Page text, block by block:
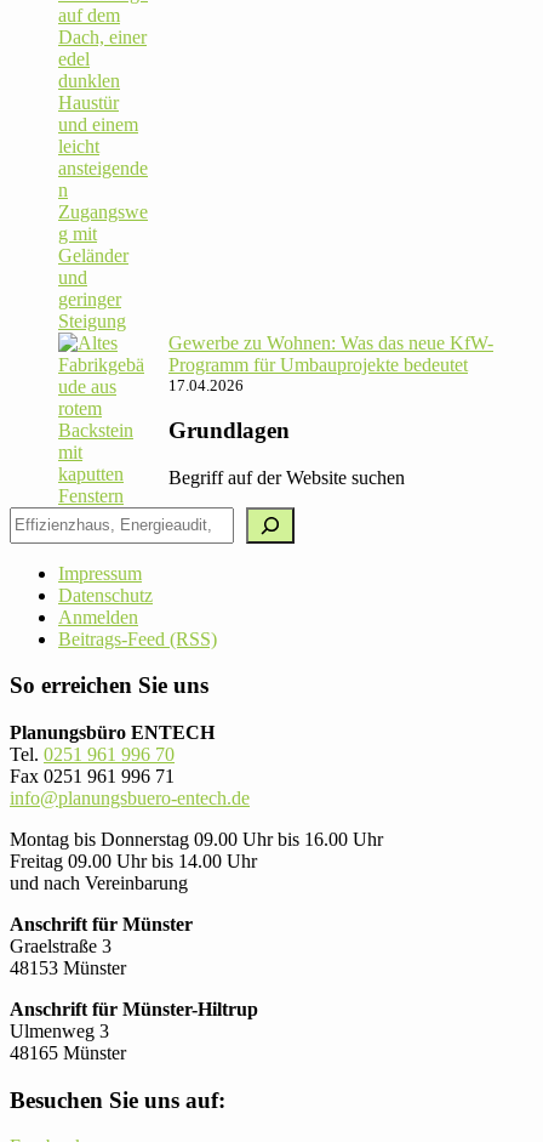
Gewerbe zu Wohnen: Was das neue KfW-
Pro­gramm für Umbau­pro­jekte bedeutet
17.04.2026
Grundlagen
Begriff auf der Website suchen
Impressum
Datenschutz
Anmelden
Beitrags-Feed (RSS)
So erreichen Sie uns
Planungsbüro ENTECH
Tel. 0251 961 996 70
Fax 0251 961 996 71
info@planungsbuero-entech.de
Montag bis Donnerstag 09.00 Uhr bis 16.00 Uhr
Freitag 09.00 Uhr bis 14.00 Uhr
und nach Vereinbarung
Anschrift für Münster
Graelstraße 3
48153 Münster
Anschrift für Münster-Hiltrup
Ulmenweg 3
48165 Münster
Besuchen Sie uns auf: